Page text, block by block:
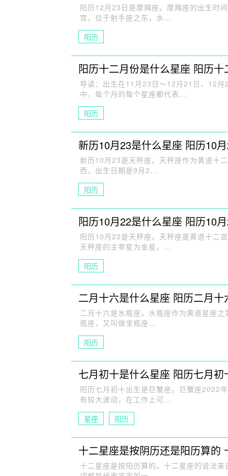
阳历12月23日是摩羯座。摩羯座的出生时
宫，位于射手座之东，水...
阳历
阳历十二月份是什么星座 阳历十
导读：出生在11月23日～12月21日、12
中，每个月的每个星座都代表...
阳历
新历10月23是什么星座 阳历10
新历10月23是天秤座。天秤座作为黄道十
西，出生日期是9月2...
阳历
阳历10月22是什么星座 阳历10
阳历10月22是天秤座。天秤座是黄道十二
天秤座的主宰星为金星。...
阳历
二月十六是什么星座 阳历二月十
二月十六是水瓶座。水瓶座作为黄道星座
瓶座，又叫做宝瓶座...
阳历
七月初十是什么星座 阳历七月初
阳历七月初十出生是巨蟹座。巨蟹座2022
有较大波动，在工作上可...
星座
阳历
十二星座是按阴历还是阳历算的
十二星座是按阳历算的。十二星座的说法